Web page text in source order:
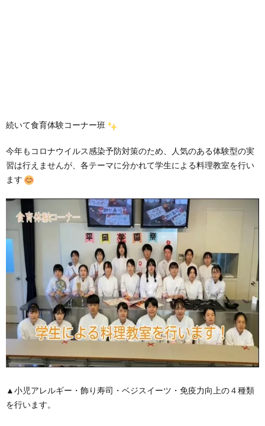
続いて食育体験コーナー班
今年もコロナウイルス感染予防対策のため、人気のある体験型の実
習は行えませんが、各テーマに分かれて学生による料理教室を行い
ます
▲小児アレルギー・飾り寿司・ベジスイーツ・免疫力向上の４種類
を行います。